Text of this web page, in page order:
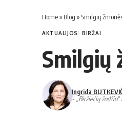
Home» Blog » Smilgių
AKTUALIJOS BIRŽAI
Smilgių
Ingrida
- „Biržiečių